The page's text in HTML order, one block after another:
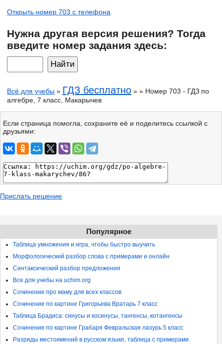
Открыть номер 703 с телефона
Нужна другая версия решения? Тогда
введите номер задания здесь:
Всё для учебы » ГДЗ бесплатно » » Номер 703 - ГДЗ по
алгебре, 7 класс, Макарычев
Если страница помогла, сохраните её и поделитесь ссылкой с
друзьями:
Прислать решение
Популярное
Таблица умножения и игра, чтобы быстро выучить
Морфологический разбор слова с примерами и онлайн
Синтаксический разбор предложения
Все для учебы на uchim.org
Сочинение про маму для всех классов
Сочинение по картине Григорьева Вратарь 7 класс
Таблица Брадиса: синусы и косинусы, тангенсы, котангенсы
Сочинение по картине Грабаря Февральская лазурь 5 класс
Разряды местоимений в русском языке, таблица с примерами